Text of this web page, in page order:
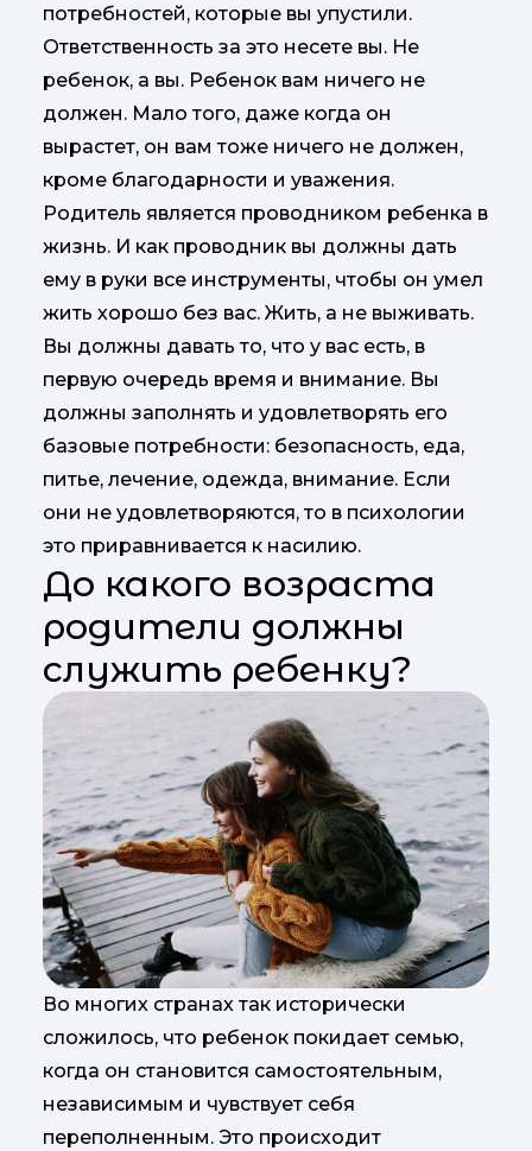
потребностей, которые вы упустили.
Ответственность за это несете вы. Не
ребенок, а вы. Ребенок вам ничего не
должен. Мало того, даже когда он
вырастет, он вам тоже ничего не должен,
кроме благодарности и уважения.
Родитель является проводником ребенка в
жизнь. И как проводник вы должны дать
ему в руки все инструменты, чтобы он умел
жить хорошо без вас. Жить, а не выживать.
Вы должны давать то, что у вас есть, в
первую очередь время и внимание. Вы
должны заполнять и удовлетворять его
базовые потребности: безопасность, еда,
питье, лечение, одежда, внимание. Если
они не удовлетворяются, то в психологии
это приравнивается к насилию.
До какого возраста
родители должны
служить ребенку?
Во многих странах так исторически
сложилось, что ребенок покидает семью,
когда он становится самостоятельным,
независимым и чувствует себя
переполненным. Это происходит